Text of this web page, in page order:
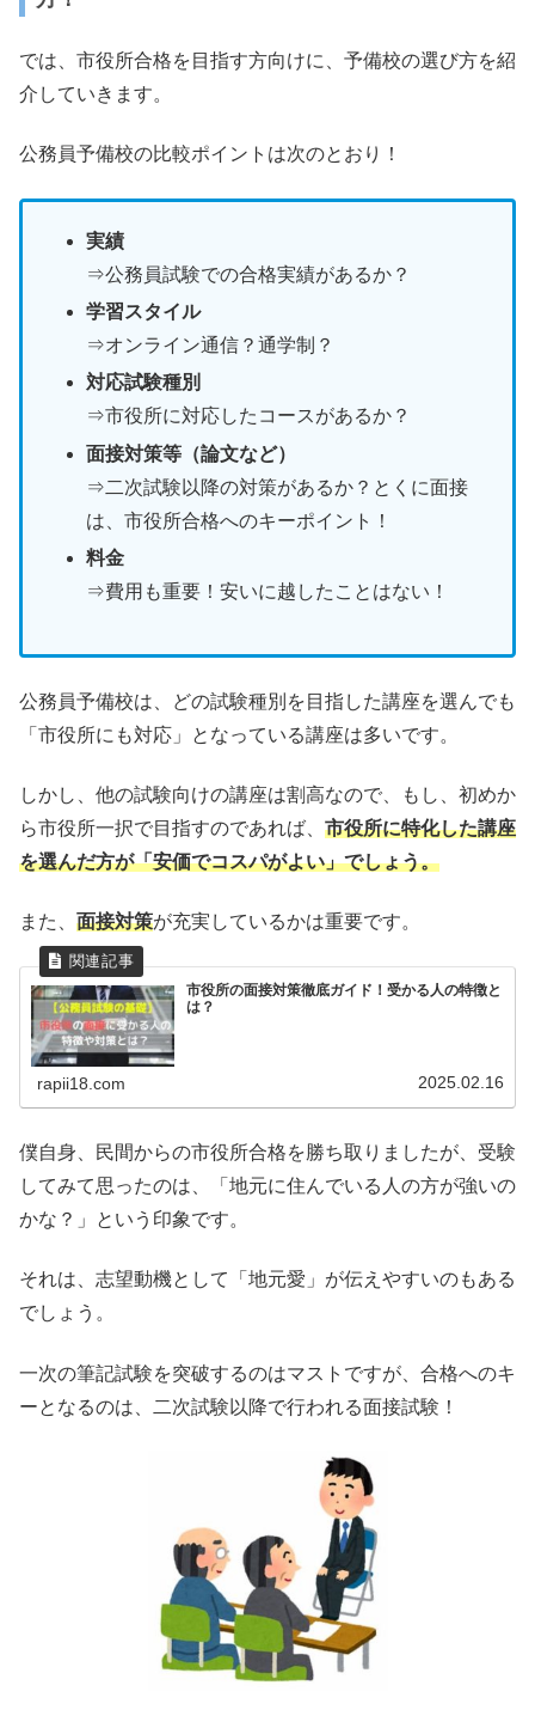
では、市役所合格を目指す方向けに、予備校の選び方を紹
介していきます。
公務員予備校の比較ポイントは次のとおり！
実績
⇒公務員試験での合格実績があるか？
学習スタイル
⇒オンライン通信？通学制？
対応試験種別
⇒市役所に対応したコースがあるか？
面接対策等（論文など）
⇒二次試験以降の対策があるか？とくに面接
は、市役所合格へのキーポイント！
料金
⇒費用も重要！安いに越したことはない！
公務員予備校は、どの試験種別を目指した講座を選んでも
「市役所にも対応」となっている講座は多いです。
しかし、他の試験向けの講座は割高なので、もし、初めか
ら市役所一択で目指すのであれば、 市役所に特化した講座
を選んだ方が「安価でコスパがよい」でしょう。
また、 面接対策が充実しているかは重要です。
市役所の面接対策徹底ガイド！受かる人の特徴と
は？
rapii18.com 2025.02.16
僕自身、民間からの市役所合格を勝ち取りましたが、受験
してみて思ったのは、「地元に住んでいる人の方が強いの
かな？」という印象です。
それは、志望動機として「地元愛」が伝えやすいのもある
でしょう。
一次の筆記試験を突破するのはマストですが、合格へのキ
ーとなるのは、二次試験以降で行われる面接試験！